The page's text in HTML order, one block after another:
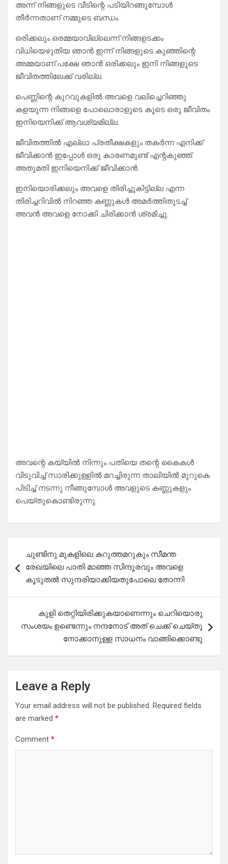
അന്ന് നിങ്ങളുടെ വീടിന്റെ പടിയിറങ്ങുമ്പോൾ
തീർന്നതാണ് നമ്മുടെ ബന്ധം.
ഒരിക്കലും ഒരമ്മയാവില്ലെന്ന് നിങ്ങളടക്കം
വിധിയെഴുതിയ ഞാൻ ഇന്ന് നിങ്ങളുടെ കുഞ്ഞിന്റെ
അമ്മയാണ്.പക്ഷേ ഞാൻ ഒരിക്കലും ഇനി നിങ്ങളുടെ
ജീവിതത്തിലേക്ക് വരില്ല.
പെണ്ണിന്റെ കുറവുകളിൽ അവളെ വലിച്ചെറിഞ്ഞു
കളയുന്ന നിങ്ങളെ പോലൊരാളുടെ കൂടെ ഒരു ജീവിതം
ഇനിയെനിക്ക് ആവശ്യമില്ല.
ജീവിതത്തിൽ എല്ലാ പ്രതീക്ഷകളും തകർന്ന എനിക്ക്
ജീവിക്കാൻ ഇപ്പോൾ ഒരു കാരണമുണ്ട് എന്റകുഞ്ഞ്.
അതുമതി ഇനിയെനിക്ക് ജീവിക്കാൻ.
ഇനിയൊരിക്കലും അവളെ തിരിച്ചുകിട്ടില്ല എന്ന
തിരിച്ചറിവിൽ നിറഞ്ഞ കണ്ണുകൾ അമർത്തിതുടച്ച്
അവൻ അവളെ നോക്കി ചിരിക്കാൻ ശ്രമിച്ചു.
അവന്റെ കയ്യിൽ നിന്നും പതിയെ തന്റെ കൈകൾ
വിടുവിച്ച് സാരിക്കുള്ളിൽ മറച്ചിരുന്ന താലിയിൽ മുറുകെ
പിടിച്ച് നടന്നു നീങ്ങുമ്പോൾ അവളുടെ കണ്ണുകളും
പെയ്തുകൊണ്ടിരുന്നു.
navigation
ചുണ്ടിനു മുകളിലെ കറുത്തമറുകും സീമന്ത
രേഖയിലെ പാതി മാഞ്ഞ സിന്ദൂരവും അവളെ
കൂടുതൽ സുന്ദരിയാക്കിയതുപോലെ തോന്നി
കുളി തെറ്റിയിരിക്കുകയാണെന്നും ചെറിയൊരു
സംശയം ഉണ്ടെന്നും നന്ദനോട് അത് ചെക്ക് ചെയ്തു
നോക്കാനുള്ള സാധനം വാങ്ങിക്കൊണ്ടു
Leave a Reply
Your email address will not be published. Required fields
are marked *
Comment *